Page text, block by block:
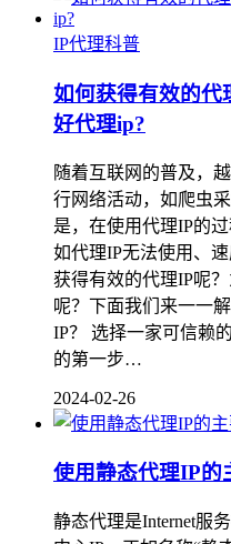
IP代理科普
如何获得有效的代
好代理ip?
随着互联网的普及，
行网络活动，如爬虫
是，在使用代理IP的
如代理IP无法使用、
获得有效的代理IP呢
呢？下面我们来一一
IP？ 选择一家可信赖
的第一步…
2024-02-26
使用静态代理IP的
静态代理是Internet服